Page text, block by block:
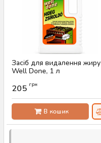
Засіб для видалення жиру
Well Done, 1 л
205 грн
В кошик